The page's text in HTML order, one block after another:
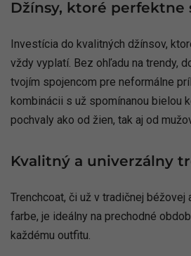
Džínsy, ktoré perfektne
Investícia do kvalitných džínsov,
vždy vyplatí. Bez ohľadu na trendy,
tvojím spojencom pre neformálne
kombinácii s už spomínanou bielou
pochvaly ako od žien, tak aj od
Kvalitný a univerzálny
Trenchcoat, či už v tradičnej béžovej
farbe, je ideálny na prechodné
každému outfitu.